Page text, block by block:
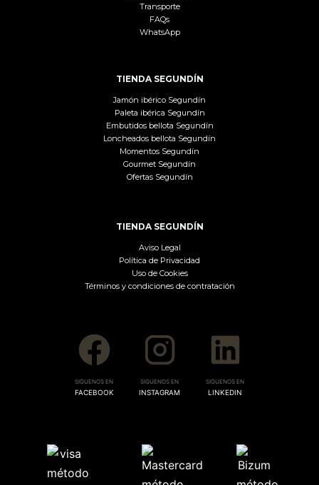
Transporte
FAQs
WhatsApp
TIENDA SEGUNDÍN
Jamón ibérico Segundín
Paleta ibérica Segundín
Embutidos bellota Segundín
Loncheados bellota Segundín
Momentos Segundín
Gourmet Segundín
Ofertas Segundín
TIENDA SEGUNDÍN
Aviso Legal
Política de Privacidad
Uso de Cookies
Términos y condiciones de contratación
SIGUENOS EN
FACEBOOK
SIGUENOS EN
INSTAGRAM
SIGUENOS EN
LINKEDIN